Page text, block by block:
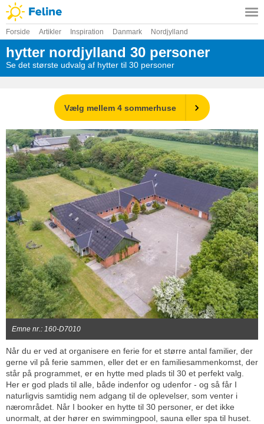
Forside Artikler Inspiration Danmark Nordjylland
hytter nordjylland 30 personer
Se det største udvalg af hytter til 30 personer
Vælg mellem 4 sommerhuse
Emne nr.: 160-D7010
Når du er ved at organisere en ferie for et større antal familier, der
gerne vil på ferie sammen, eller det er en familiesammenkomst, der
står på programmet, er en hytte med plads til 30 et perfekt valg.
Her er god plads til alle, både indenfor og udenfor - og så får I
naturligvis samtidig nem adgang til de oplevelser, som venter i
nærområdet. Når I booker en hytte til 30 personer, er det ikke
unormalt, at der hører en swimmingpool, sauna eller spa til huset.